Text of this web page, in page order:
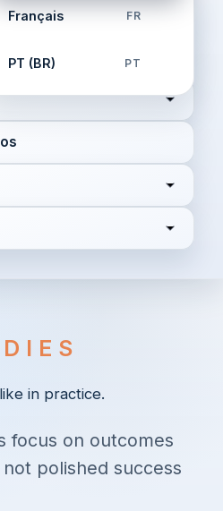
Français FR
PT (BR) PT
in practice.
focus on outcomes
polished success